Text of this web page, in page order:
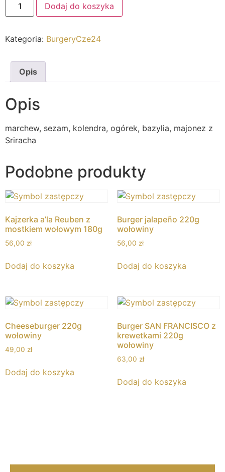
Dodaj do koszyka
Kategoria: BurgeryCze24
Opis
Opis
marchew, sezam, kolendra, ogórek, bazylia, majonez z
Sriracha
Podobne produkty
Kajzerka a’la Reuben z
mostkiem wołowym 180g
56,00 zł
Dodaj do koszyka
Burger jalapeño 220g
wołowiny
56,00 zł
Dodaj do koszyka
Cheeseburger 220g
wołowiny
49,00 zł
Dodaj do koszyka
Burger SAN FRANCISCO z
krewetkami 220g
wołowiny
63,00 zł
Dodaj do koszyka